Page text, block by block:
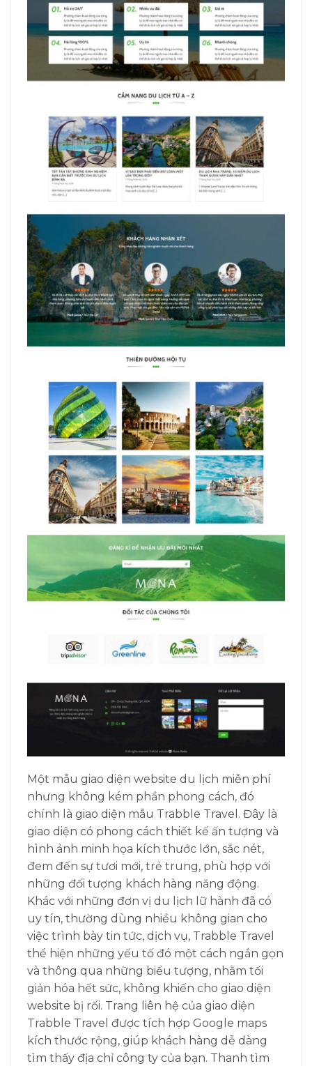
Một mẫu giao diện website du lịch miễn phí
nhưng không kém phần phong cách, đó
chính là giao diện mẫu Trabble Travel. Đây là
giao diện có phong cách thiết kế ấn tượng và
hình ảnh minh họa kích thước lớn, sắc nét,
đem đến sự tươi mới, trẻ trung, phù hợp với
những đối tượng khách hàng năng động.
Khác với những đơn vị du lịch lữ hành đã có
uy tín, thường dùng nhiều không gian cho
việc trình bày tin tức, dịch vụ, Trabble Travel
thể hiện những yếu tố đó một cách ngắn gọn
và thông qua những biểu tượng, nhằm tối
giản hóa hết sức, không khiến cho giao diện
website bị rối. Trang liên hệ của giao diện
Trabble Travel được tích hợp Google maps
kích thước rộng, giúp khách hàng dễ dàng
tìm thấy địa chỉ công ty của bạn. Thanh tìm